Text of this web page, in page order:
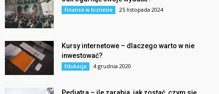
Finanse w biznesie 25 listopada 2024
Kursy internetowe – dlaczego warto w nie
inwestować?
Edukacja 4 grudnia 2020
Pediatra – ile zarabia, jak zostać, czym się